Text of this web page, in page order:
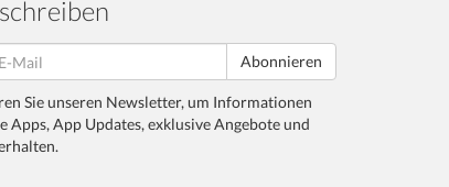
Abonnieren
Sie unseren Newsletter, um Informationen
Apps, App Updates, exklusive Angebote und